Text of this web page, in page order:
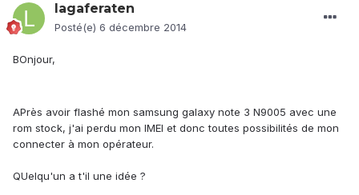
lagaferaten
Posté(e) 6 décembre 2014
BOnjour,
APrès avoir flashé mon samsung galaxy note 3 N9005 avec une
rom stock, j'ai perdu mon IMEI et donc toutes possibilités de mon
connecter à mon opérateur.
QUelqu'un a t'il une idée ?